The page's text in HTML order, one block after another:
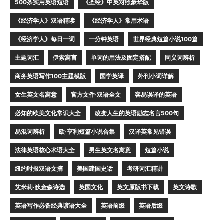
500条实用英语短语 《圣经》中英对照豪华版
《经济学人》双语精读 《经济学人》常用术语
《经济学人》每日一词 一分钟英语 世界经典短篇小说100篇
主题词汇 伊索寓言 单词的用法及固定搭配 同义词辨析
商务英语写作100主题模版 国学英译 外刊小词详解
女生英文名寓意 官方文件·双语全文 容易误译的英语
必知的欧美文化常识大全 改变人生的英语励志名言500句
易混词辨析 欧·亨利短篇小说合集 汉译英常见错误
法律英语核心术语大全 男生英文名寓意 短篇小说
纽约时报双语文摘 美国建国史话 考研词汇精讲
艾米莉·狄金森诗选 英国文化 英文原版书下载 英文诗歌
英语写作必备经典谚语大全 英语前缀 英语后缀